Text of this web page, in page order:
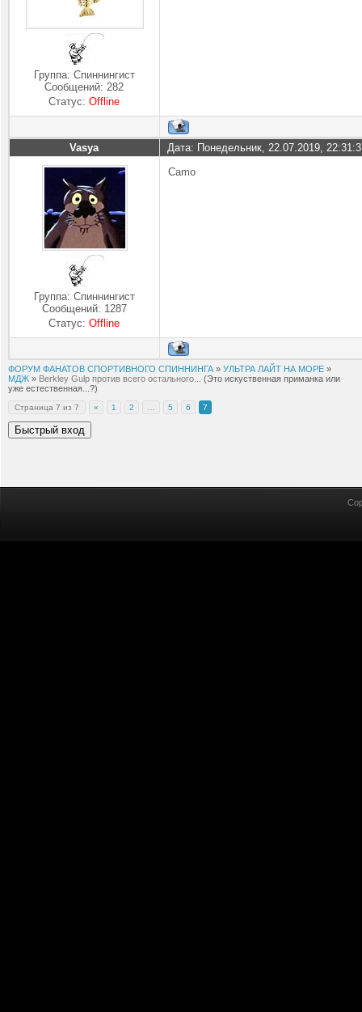
Группа: Спиннингист
Сообщений:282
Статус:Offline
Vasya Дата: Понедельник, 22.07.2019,
Группа: Спиннингист
Сообщений: 1287
Статус:Offline
Camo
ФОРУМ ФАНАТОВ СПОРТИВНОГО СПИННИНГА » УЛЬТРА ЛАЙТ НА МОРЕ »
МДЖ » Berkley Gulp против всего остального...
(Это искуственная приманка или
уже естественная...?)
Страница 7 из 7 « 1 2 5 6 7